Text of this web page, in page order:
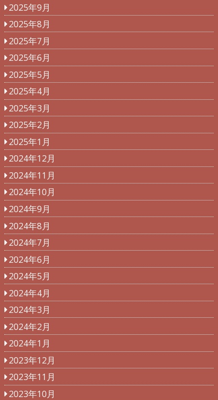
2025年9月
2025年8月
2025年7月
2025年6月
2025年5月
2025年4月
2025年3月
2025年2月
2025年1月
2024年12月
2024年11月
2024年10月
2024年9月
2024年8月
2024年7月
2024年6月
2024年5月
2024年4月
2024年3月
2024年2月
2024年1月
2023年12月
2023年11月
2023年10月